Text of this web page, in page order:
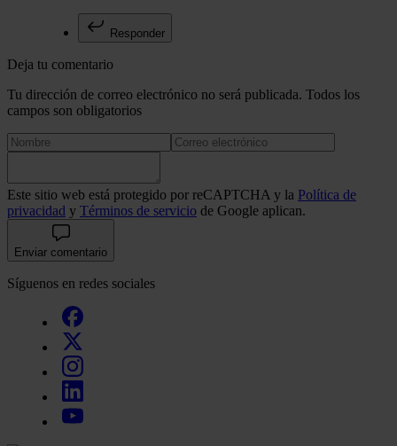
Responder
Deja tu comentario
Tu dirección de correo electrónico no será publicada. Todos los
campos son obligatorios
Este sitio web está protegido por reCAPTCHA y la Política de
privacidad y Términos de servicio de Google aplican.
Enviar comentario
Síguenos en redes sociales